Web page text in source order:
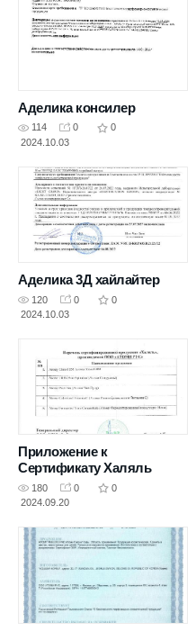
Аделика консилер
114 0
0
2024.10.03
Аделика 3Д хайлайтер
120 0
0
2024.10.03
Приложение к
Сертификату Халяль
180 0
0
2024.09.20